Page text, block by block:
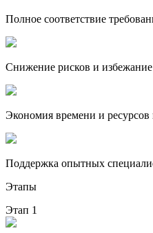
Полное соответствие
Снижение рисков и
Экономия времени и
Поддержка опытных
Этапы
Этап 1